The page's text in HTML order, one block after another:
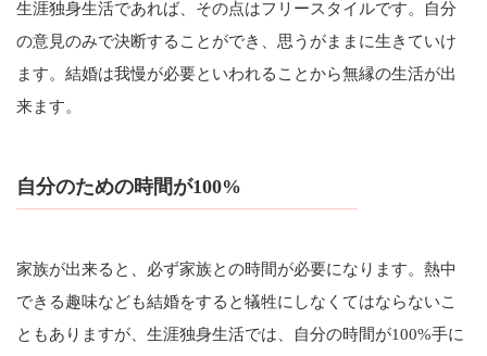
生涯独身生活であれば、その点はフリースタイルです。自分
の意見のみで決断することができ、思うがままに生きていけ
ます。結婚は我慢が必要といわれることから無縁の生活が出
来ます。
自分のための時間が100%
家族が出来ると、必ず家族との時間が必要になります。熱中
できる趣味なども結婚をすると犠牲にしなくてはならないこ
ともありますが、生涯独身生活では、自分の時間が100%手に